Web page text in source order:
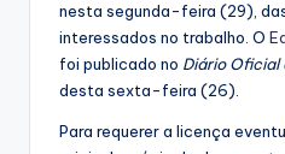
nesta segunda-feira (29), das
interessados no trabalho. O
foi publicado no Diário Oficial
desta sexta-feira (26).
Para requerer a licença